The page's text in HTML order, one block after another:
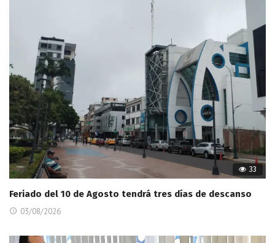
33
Feriado del 10 de Agosto tendrá tres días de descanso
03/08/2026